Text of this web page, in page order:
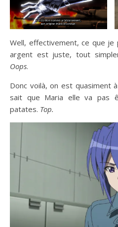
Well, effectivement, ce que je
argent est juste, tout
Oops.
Donc voilà, on est quasiment
sait que Maria elle va pas
patates. Top.